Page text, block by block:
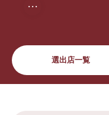
・・・
選出店一覧